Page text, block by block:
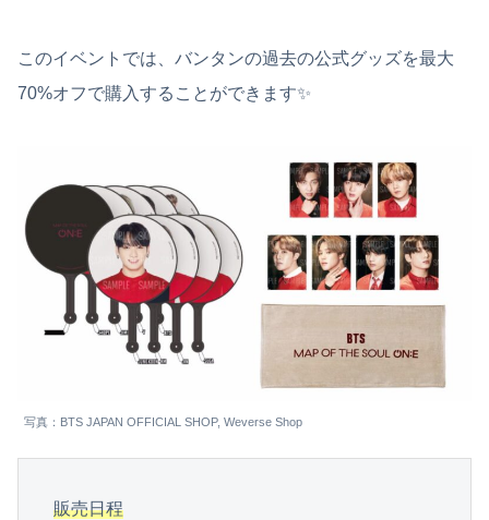
このイベントでは、バンタンの過去の公式グッズを最大
70%オフで購入することができます✨
写真：BTS JAPAN OFFICIAL SHOP, Weverse Shop
販売日程